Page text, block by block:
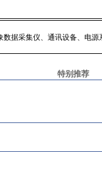
数据采集仪、通讯设备、电源
特别推荐